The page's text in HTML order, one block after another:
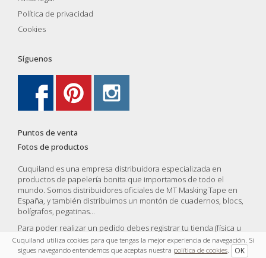
Política de privacidad
Cookies
Síguenos
Puntos de venta
Fotos de productos
Cuquiland es una empresa distribuidora especializada en
productos de papelería bonita que importamos de todo el
mundo. Somos distribuidores oficiales de MT Masking Tape en
España, y también distribuimos un montón de cuadernos, blocs,
bolígrafos, pegatinas...
Para poder realizar un pedido debes registrar tu tienda (física u
online) y una vez validada por nosotros podrás compras y vender
nuestros productos.
Cuquiland utiliza cookies para que tengas la mejor experiencia de navegación. Si
sigues navegando entendemos que aceptas nuestra política de cookies OK